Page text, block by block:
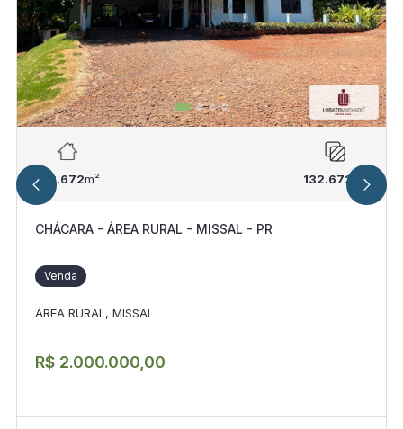
132.672m² 132.672 m²
CHÁCARA - ÁREA RURAL - MISSAL - PR
Venda
ÁREA RURAL, MISSAL
R$ 2.000.000,00